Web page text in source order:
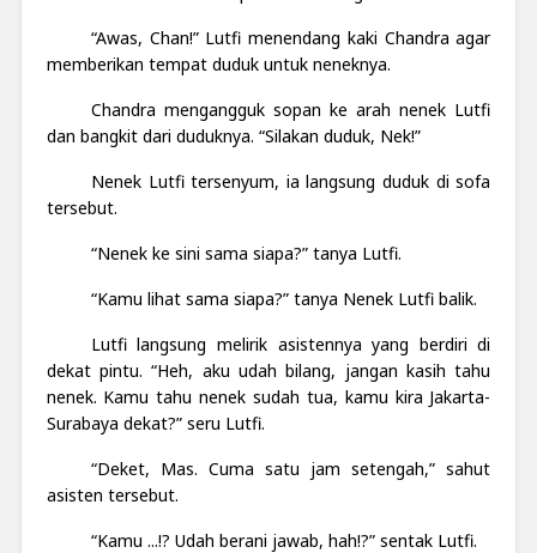
“Awas, Chan!” Lutfi menendang kaki Chandra agar
memberikan tempat duduk untuk neneknya.
Chandra mengangguk sopan ke arah nenek Lutfi
dan bangkit dari duduknya. “Silakan duduk, Nek!”
Nenek Lutfi tersenyum, ia langsung duduk di sofa
tersebut.
“Nenek ke sini sama siapa?” tanya Lutfi.
“Kamu lihat sama siapa?” tanya Nenek Lutfi balik.
Lutfi langsung melirik asistennya yang berdiri di
dekat pintu. “Heh, aku udah bilang, jangan kasih tahu
nenek. Kamu tahu nenek sudah tua, kamu kira Jakarta-
Surabaya dekat?” seru Lutfi.
“Deket, Mas. Cuma satu jam setengah,” sahut
asisten tersebut.
“Kamu ...!? Udah berani jawab, hah!?” sentak Lutfi.